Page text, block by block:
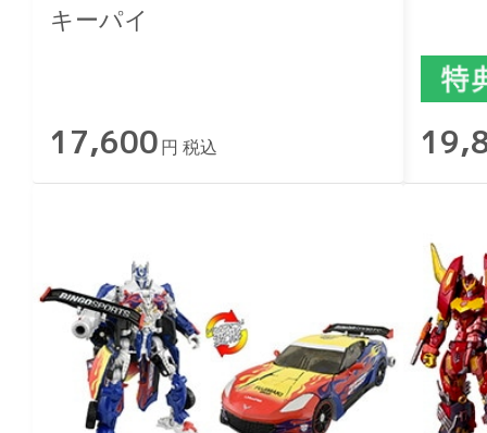
キーパイ
17,600 円 税込